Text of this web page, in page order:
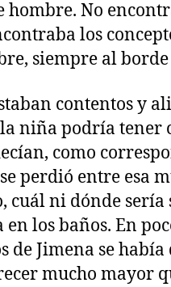
hombre. No
los
siempre al
contentos y
niña podría tener
como
perdió entre esa
cuál ni dónde sería
los baños. En
de Jimena se
mucho mayor